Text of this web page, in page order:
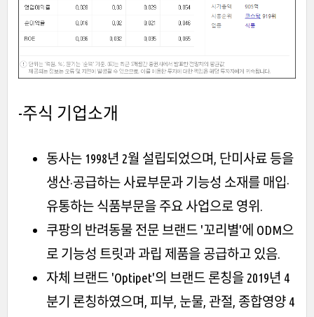
-주식 기업소개
동사는 1998년 2월 설립되었으며, 단미사료 등을
생산·공급하는 사료부문과 기능성 소재를 매입·
유통하는 식품부문을 주요 사업으로 영위.
쿠팡의 반려동물 전문 브랜드 '꼬리별'에 ODM으
로 기능성 트릿과 과립 제품을 공급하고 있음.
자체 브랜드 'Optipet'의 브랜드 론칭을 2019년 4
분기 론칭하였으며, 피부, 눈물, 관절, 종합영양 4